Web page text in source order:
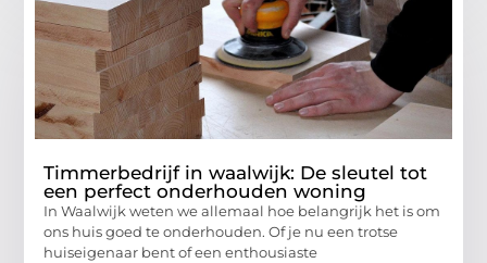
Timmerbedrijf in waalwijk: De sleutel tot
een perfect onderhouden woning
In Waalwijk weten we allemaal hoe belangrijk het is om
ons huis goed te onderhouden. Of je nu een trotse
huiseigenaar bent of een enthousiaste